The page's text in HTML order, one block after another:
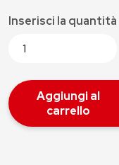
Inserisci la quantità
Aggiungi al
carrello